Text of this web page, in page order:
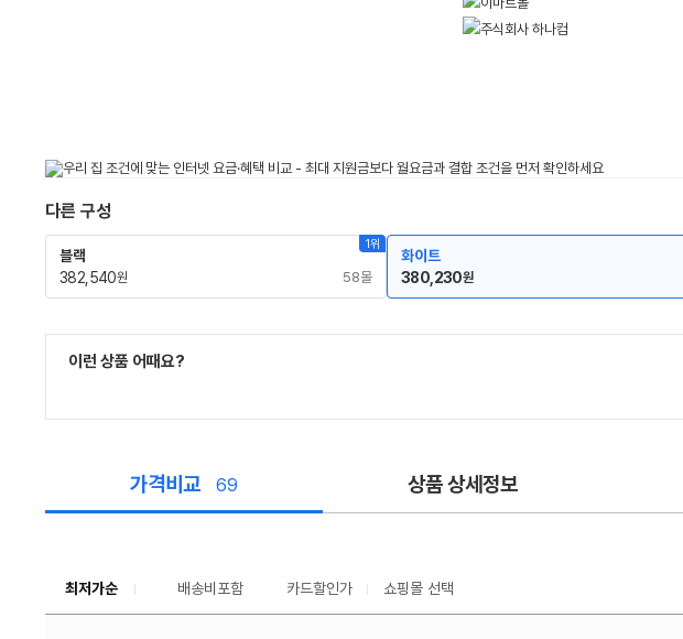
다른 구성
1위
블랙
382,540원 58몰
화이트
380,230원
이런 상품 어때요?
가격비교 69 상품 상세정보
최저가순 배송비포함 카드할인가 쇼핑몰 선택